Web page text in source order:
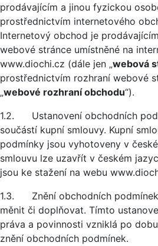
prodávajícím a jinou fyzickou
prostřednictvím internetového
Internetový obchod je
webové stránce umístněné na
www.diochi.cz (dále jen „webová
prostřednictvím rozhraní webové
„webové rozhraní obchodu“).
1.2. Ustanovení obchodních
součástí kupní smlouvy. Kupní
podmínky jsou vyhotoveny v
smlouvu lze uzavřít v českém
jsou ke stažení na webu
1.3. Znění obchodních
měnit či doplňovat. Tímto
práva a povinnosti vzniklá po
znění obchodních podmínek.